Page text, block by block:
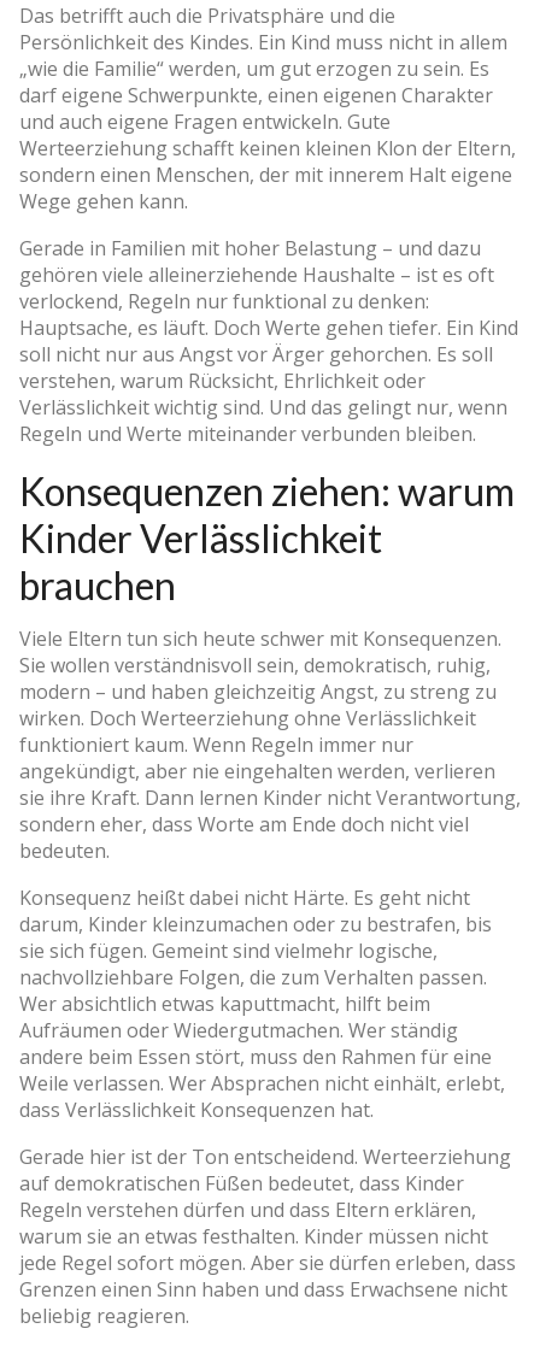
Das betrifft auch die Privatsphäre und die
Persönlichkeit des Kindes. Ein Kind muss nicht in allem
„wie die Familie“ werden, um gut erzogen zu sein. Es
darf eigene Schwerpunkte, einen eigenen Charakter
und auch eigene Fragen entwickeln. Gute
Werteerziehung schafft keinen kleinen Klon der Eltern,
sondern einen Menschen, der mit innerem Halt eigene
Wege gehen kann.
Gerade in Familien mit hoher Belastung – und dazu
gehören viele alleinerziehende Haushalte – ist es oft
verlockend, Regeln nur funktional zu denken:
Hauptsache, es läuft. Doch Werte gehen tiefer. Ein Kind
soll nicht nur aus Angst vor Ärger gehorchen. Es soll
verstehen, warum Rücksicht, Ehrlichkeit oder
Verlässlichkeit wichtig sind. Und das gelingt nur, wenn
Regeln und Werte miteinander verbunden bleiben.
Konsequenzen ziehen: warum
Kinder Verlässlichkeit
brauchen
Viele Eltern tun sich heute schwer mit Konsequenzen.
Sie wollen verständnisvoll sein, demokratisch, ruhig,
modern – und haben gleichzeitig Angst, zu streng zu
wirken. Doch Werteerziehung ohne Verlässlichkeit
funktioniert kaum. Wenn Regeln immer nur
angekündigt, aber nie eingehalten werden, verlieren
sie ihre Kraft. Dann lernen Kinder nicht Verantwortung,
sondern eher, dass Worte am Ende doch nicht viel
bedeuten.
Konsequenz heißt dabei nicht Härte. Es geht nicht
darum, Kinder kleinzumachen oder zu bestrafen, bis
sie sich fügen. Gemeint sind vielmehr logische,
nachvollziehbare Folgen, die zum Verhalten passen.
Wer absichtlich etwas kaputtmacht, hilft beim
Aufräumen oder Wiedergutmachen. Wer ständig
andere beim Essen stört, muss den Rahmen für eine
Weile verlassen. Wer Absprachen nicht einhält, erlebt,
dass Verlässlichkeit Konsequenzen hat.
Gerade hier ist der Ton entscheidend. Werteerziehung
auf demokratischen Füßen bedeutet, dass Kinder
Regeln verstehen dürfen und dass Eltern erklären,
warum sie an etwas festhalten. Kinder müssen nicht
jede Regel sofort mögen. Aber sie dürfen erleben, dass
Grenzen einen Sinn haben und dass Erwachsene nicht
beliebig reagieren.